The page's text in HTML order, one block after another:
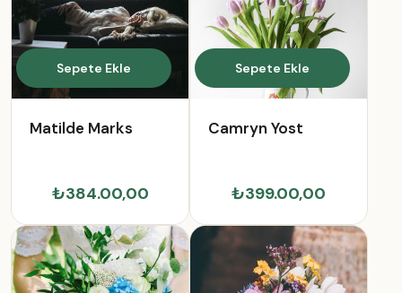
Sepete Ekle
Matilde Marks
₺384.00,00
Sepete Ekle
Camryn Yost
₺399.00,00